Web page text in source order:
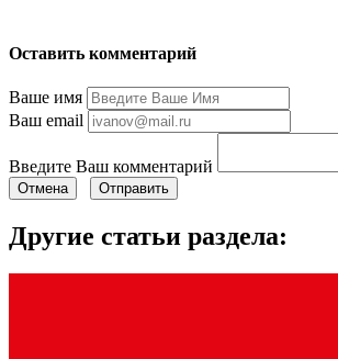
Оставить комментарий
Ваше имя
Ваш email
Введите Ваш комментарий
Отмена Отправить
Другие статьи раздела: